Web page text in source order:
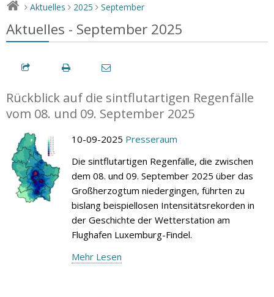
> Aktuelles > 2025 > September
Aktuelles - September 2025
Rückblick auf die sintflutartigen Regenfälle
vom 08. und 09. September 2025
10-09-2025 Presseraum
Die sintflutartigen Regenfälle, die zwischen
dem 08. und 09. September 2025 über das
Großherzogtum niedergingen, führten zu
bislang beispiellosen Intensitätsrekorden in
der Geschichte der Wetterstation am
Flughafen Luxemburg-Findel.
Mehr Lesen